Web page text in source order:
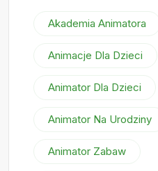
Akademia Animatora
Animacje Dla Dzieci
Animator Dla Dzieci
Animator Na Urodziny
Animator Zabaw